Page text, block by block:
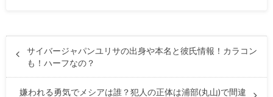
サイバージャパンユリサの出身や本名と彼氏情報！カラコン
も！ハーフなの？
嫌われる勇気でメシアは誰？犯人の正体は浦部(丸山)で間違